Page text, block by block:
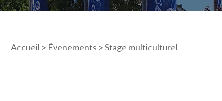
Accueil > Évenements >Stage multiculturel